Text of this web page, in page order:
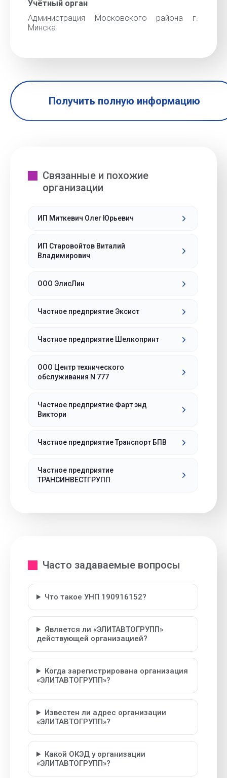
Учётный орган
Администрация Московского района г.
Минска
Получить полную информацию
Связанные и похожие
организации
ИП Миткевич Олег Юрьевич
ИП Старовойтов Виталий
Владимирович
ООО ЭлисЛин
Частное предприятие Эксист
Частное предприятие Шелкопринт
ООО Центр технического
обслуживания N 777
Частное предприятие Фарт энд
Виктори
Частное предприятие Транспорт БПВ
Частное предприятие
ТРАНСИНВЕСТГРУПП
Часто задаваемые вопросы
Что такое УНП 190916152?
Является ли «ЭЛИТАВТОГРУПП»
действующей организацией?
Когда зарегистрирована организация
«ЭЛИТАВТОГРУПП»?
Известен ли адрес организации
«ЭЛИТАВТОГРУПП»?
Какой ОКЭД у организации
«ЭЛИТАВТОГРУПП»?